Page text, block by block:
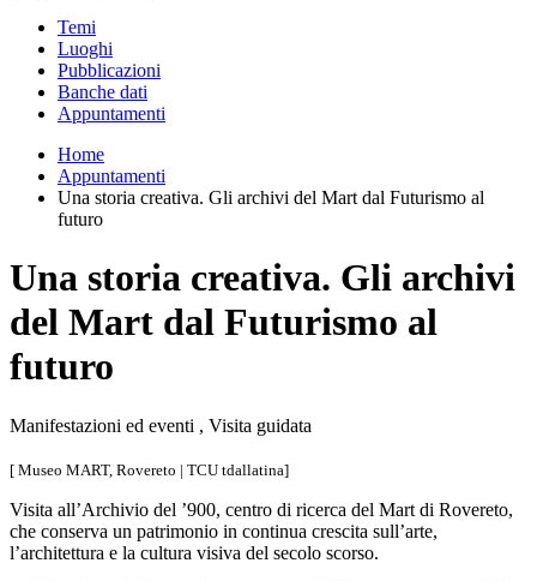
Temi
Luoghi
Pubblicazioni
Banche dati
Appuntamenti
Home
Appuntamenti
Una storia creativa. Gli archivi del Mart dal Futurismo al
futuro
Una storia creativa. Gli archivi
del Mart dal Futurismo al
futuro
Manifestazioni ed eventi , Visita guidata
[ Museo MART, Rovereto | TCU tdallatina]
Visita all’Archivio del ’900, centro di ricerca del Mart di Rovereto,
che conserva un patrimonio in continua crescita sull’arte,
l’architettura e la cultura visiva del secolo scorso.